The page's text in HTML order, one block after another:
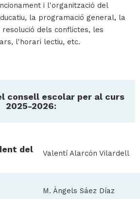
i l'organització del
la programació general, la
dels conflictes, les
l'horari lectiu, etc.
consell escolar per al curs
2025-2026:
del
Valentí Alarcón Vilardell
M. Àngels Sáez Díaz